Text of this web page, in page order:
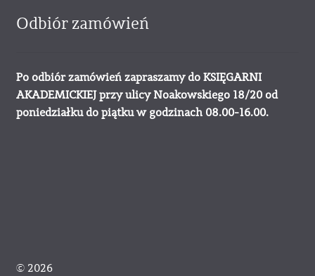
Odbiór zamówień
Po odbiór zamówień zapraszamy do KSIĘGARNI
AKADEMICKIEJ przy ulicy Noakowskiego 18/20 od
poniedziałku do piątku w godzinach 08.00-16.00.
© 2026